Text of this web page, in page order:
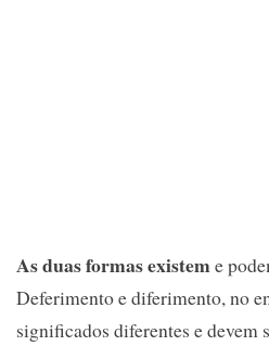
As duas formas existeme
Deferimento e diferimento, no
significados diferentes e devem